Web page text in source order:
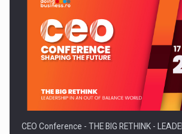
CEO Conference - THE BIG RETHINK -